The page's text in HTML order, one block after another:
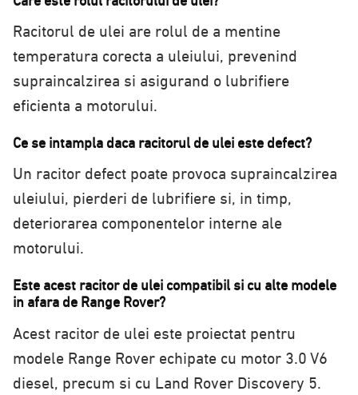
Racitorul de ulei are rolul de a mentine
temperatura corecta a uleiului, prevenind
supraincalzirea si asigurand o lubrifiere
eficienta a motorului.
Ce se intampla daca racitorul de ulei este defect?
Un racitor defect poate provoca supraincalzirea
uleiului, pierderi de lubrifiere si, in timp,
deteriorarea componentelor interne ale
motorului.
Este acest racitor de ulei compatibil si cu alte modele
in afara de Range Rover?
Acest racitor de ulei este proiectat pentru
modele Range Rover echipate cu motor 3.0 V6
diesel, precum si cu Land Rover Discovery 5.